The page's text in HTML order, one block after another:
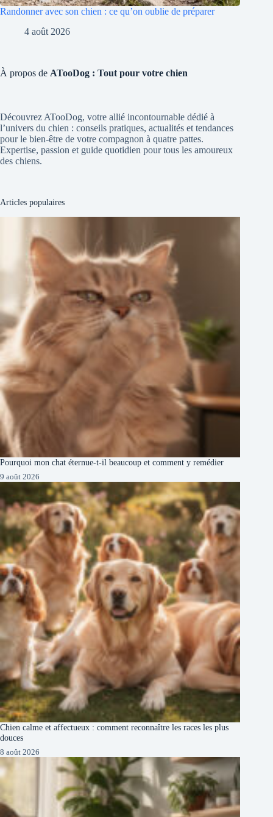
Randonner avec son chien : ce qu’on oublie de préparer
4 août 2026
À propos de ATooDog : Tout pour votre chien
Découvrez ATooDog, votre allié incontournable dédié à
l’univers du chien : conseils pratiques, actualités et tendances
pour le bien-être de votre compagnon à quatre pattes.
Expertise, passion et guide quotidien pour tous les amoureux
des chiens.
Articles populaires
Pourquoi mon chat éternue-t-il beaucoup et comment y remédier
9 août 2026
Chien calme et affectueux : comment reconnaître les races les plus
douces
8 août 2026